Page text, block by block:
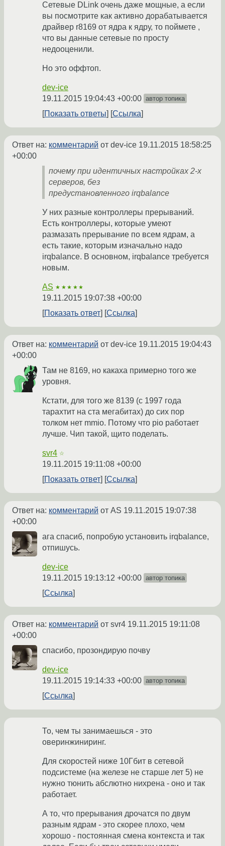
Сетевые DLink очень даже мощные, а если
вы посмотрите как активно дорабатывается
драйвер r8169 от ядра к ядру, то поймете ,
что вы данные сетевые по просту
недооценили.
Но это оффтоп.
dev-ice
19.11.2015 19:04:43 +00:00 автор топика
Показать ответы Ссылка
Ответ на: комментарий от dev-ice 19.11.2015 18:58:25
+00:00
почему при идентичных настройках 2-х
серверов, без
предустановленного irqbalance
У них разные контроллеры прерываний.
Есть контроллеры, которые умеют
размазать прерывание по всем ядрам, а
есть такие, которым изначально надо
irqbalance. В основном, irqbalance требуется
новым.
AS ★★★★★
19.11.2015 19:07:38 +00:00
Показать ответ
Ссылка
Ответ на: комментарий от dev-ice 19.11.2015 19:04:43
+00:00
Там не 8169, но какаха примерно того же
уровня.
Кстати, для того же 8139 (с 1997 года
тарахтит на ста мегабитах) до сих пор
толком нет mmio. Потому что pio работает
лучше. Чип такой, щито поделать.
svr4 ☆
19.11.2015 19:11:08 +00:00
Показать ответ
Ссылка
Ответ на: комментарий от AS 19.11.2015 19:07:38
+00:00
ага спасиб, попробую установить irqbalance,
отпишусь.
dev-ice
19.11.2015 19:13:12 +00:00 автор топика
Ссылка
Ответ на: комментарий от svr4 19.11.2015 19:11:08
+00:00
спасибо, прозондирую почву
dev-ice
19.11.2015 19:14:33 +00:00 автор топика
Ссылка
То, чем ты занимаешься - это
оверинжиниринг.
Для скоростей ниже 10Гбит в сетевой
подсистеме (на железе не старше лет 5) не
нужно тюнить абслютно нихрена - оно и так
работает.
А то, что прерывания дрочатся по двум
разным ядрам - это скорее плохо, чем
хорошо - постоянная смена контекста и так